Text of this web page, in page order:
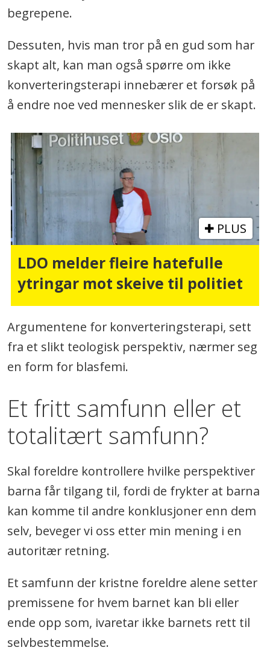
begrepene.
Dessuten, hvis man tror på en gud som har
skapt alt, kan man også spørre om ikke
konverteringsterapi innebærer et forsøk på
å endre noe ved mennesker slik de er skapt.
PLUS
LDO melder fleire hatefulle
ytringar mot skeive til politiet
Argumentene for konverteringsterapi, sett
fra et slikt teologisk perspektiv, nærmer seg
en form for blasfemi.
Et fritt samfunn eller et
totalitært samfunn?
Skal foreldre kontrollere hvilke perspektiver
barna får tilgang til, fordi de frykter at barna
kan komme til andre konklusjoner enn dem
selv, beveger vi oss etter min mening i en
autoritær retning.
Et samfunn der kristne foreldre alene setter
premissene for hvem barnet kan bli eller
ende opp som, ivaretar ikke barnets rett til
selvbestemmelse.